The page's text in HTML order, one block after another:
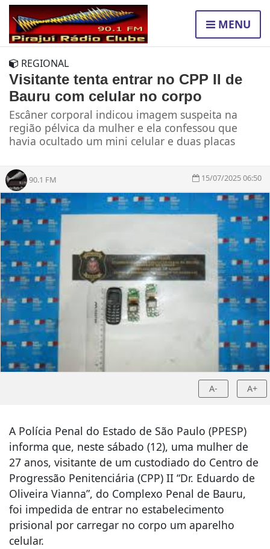
MENU
REGIONAL
Visitante tenta entrar no CPP II de
Bauru com celular no corpo
Escâner corporal indicou imagem suspeita na
região pélvica da mulher e ela confessou que
havia ocultado um mini celular e duas placas
90.1 FM 15/07/2025 06:50
A- A+
A Polícia Penal do Estado de São Paulo (PPESP)
informa que, neste sábado (12), uma mulher de
27 anos, visitante de um custodiado do Centro de
Progressão Penitenciária (CPP) II “Dr. Eduardo de
Oliveira Vianna”, do Complexo Penal de Bauru,
foi impedida de entrar no estabelecimento
prisional por carregar no corpo um aparelho
celular.